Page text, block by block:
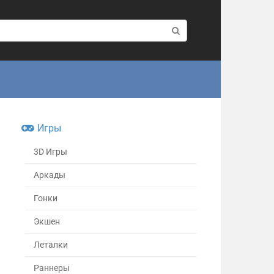
Игры
3D Игры
Аркады
Гонки
Экшен
Леталки
Раннеры